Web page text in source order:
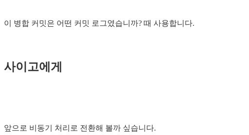
이 병합 커밋은 어떤 커밋 로그였습니까? 때 사용합니다.
사이고에게
앞으로 비동기 처리로 전환해 볼까 싶습니다.